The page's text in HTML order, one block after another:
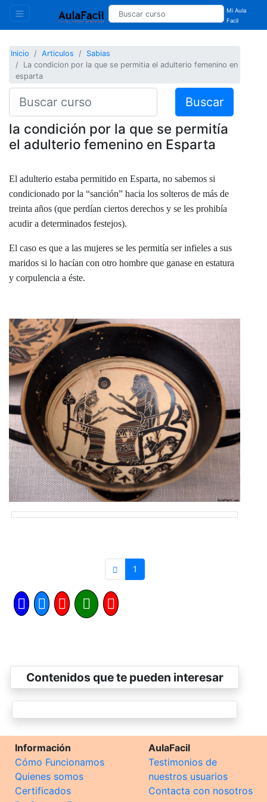
Mi Aula
Facil
Inicio Articulos
Sabias
La condicion por la que se permitia el adulterio femenino en
esparta
Buscar
la condición por la que se permitía
el adulterio femenino en Esparta
El adulterio estaba permitido en Esparta, no sabemos si
condicionado por la “sanción” hacia los solteros de más de
treinta años (que perdían ciertos derechos y se les prohibía
acudir a determinados festejos).
El caso es que a las mujeres se les permitía ser infieles a sus
maridos si lo hacían con otro hombre que ganase en estatura
y corpulencia a éste.
1
Contenidos que te pueden interesar
Información
Cómo Funcionamos
Quienes somos
Certificados
AulaFacil
Testimonios de
nuestros usuarios
Contacta con nosotros